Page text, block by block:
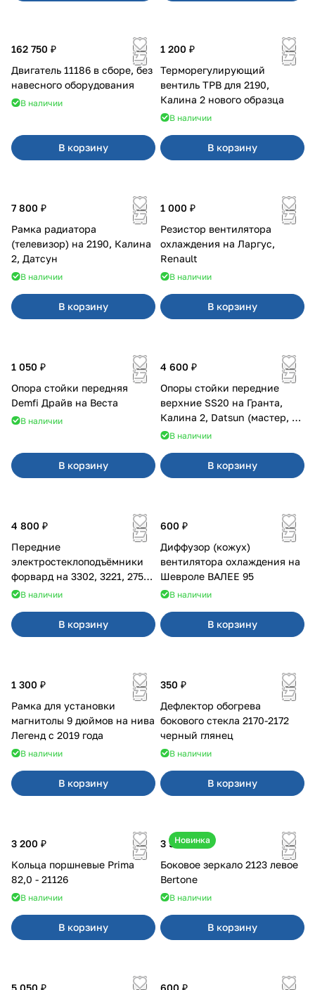
162 750 ₽
Двигатель 11186 в сборе, без
навесного оборудования
В наличии
В корзину
1 200 ₽
Терморегулирующий
вентиль ТРВ для 2190,
Калина 2 нового образца
В наличии
В корзину
7 800 ₽
Рамка радиатора
(телевизор) на 2190, Калина
2, Датсун
В наличии
В корзину
1 000 ₽
Резистор вентилятора
охлаждения на Ларгус,
Renault
В наличии
В корзину
1 050 ₽
Опора стойки передняя
Demfi Драйв на Веста
В наличии
В корзину
4 600 ₽
Опоры стойки передние
верхние SS20 на Гранта,
Калина 2, Datsun (мастер, с
ЭлУР, с подшипником) 2шт
В наличии
В корзину
4 800 ₽
Передние
электростеклоподъёмники
форвард на 3302, 3221, 2752,
2217В наличии
В корзину
600 ₽
Диффузор (кожух)
вентилятора охлаждения на
Шевроле ВАЛЕЕ 95
В наличии
В корзину
1 300 ₽
Рамка для установки
магнитолы 9 дюймов на нива
Легенд с 2019 года
В наличии
В корзину
350 ₽
Дефлектор обогрева
бокового стекла 2170-2172
черный глянец
В наличии
В корзину
3 200 ₽
Кольца поршневые Prima
82,0 - 21126
В наличии
В корзину
Новинка
3 500 ₽
Боковое зеркало 2123 левое
Bertone
В наличии
В корзину
5 050 ₽ 600 ₽